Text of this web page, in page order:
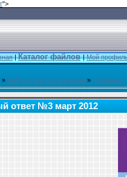
">
|Каталог файлов |Мой
» Библиотека самоделкина » Журналы
ответ №3 март 2012